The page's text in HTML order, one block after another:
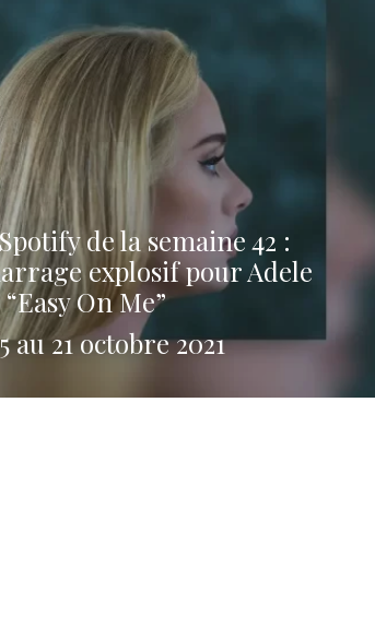
de la semaine 42 :
explosif pour Adele
On Me”
au 21 octobre 2021